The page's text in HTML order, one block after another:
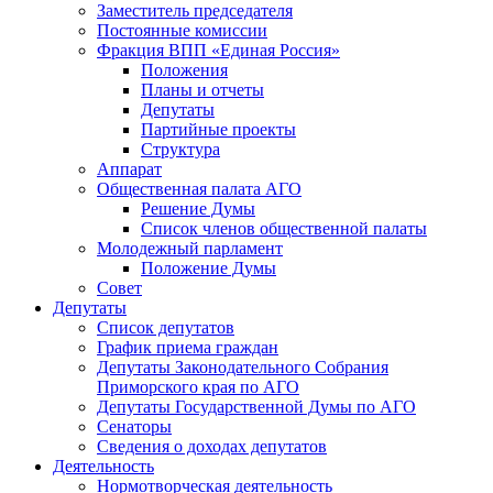
Заместитель председателя
Постоянные комиссии
Фракция ВПП «Единая Россия»
Положения
Планы и отчеты
Депутаты
Партийные проекты
Структура
Аппарат
Общественная палата АГО
Решение Думы
Список членов общественной палаты
Молодежный парламент
Положение Думы
Совет
Депутаты
Список депутатов
График приема граждан
Депутаты Законодательного Собрания
Приморского края по АГО
Депутаты Государственной Думы по АГО
Сенаторы
Сведения о доходах депутатов
Деятельность
Нормотворческая деятельность